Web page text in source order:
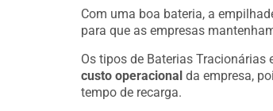
Com uma boa bateria, a
para que as empresas
Os tipos de Baterias
custo operacional da empresa,
tempo de recarga.